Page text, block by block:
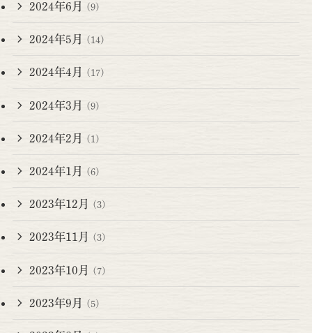
2024年6月 (9)
2024年5月 (14)
2024年4月 (17)
2024年3月 (9)
2024年2月 (1)
2024年1月 (6)
2023年12月 (3)
2023年11月 (3)
2023年10月 (7)
2023年9月 (5)